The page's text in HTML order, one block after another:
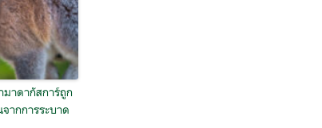
มาดากัสการ์ถูก
ากการระบาด